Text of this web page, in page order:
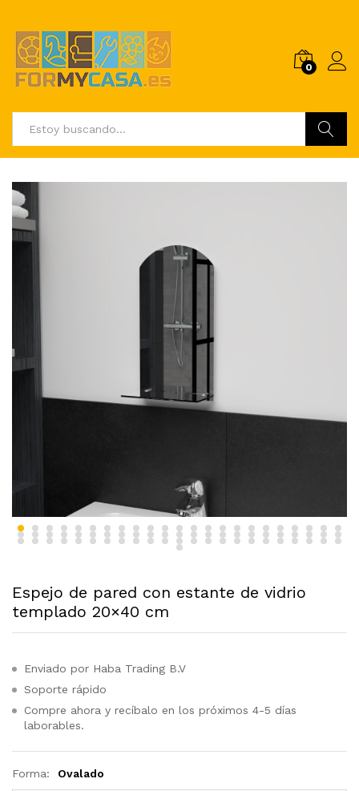
0
Espejo de pared con estante de vidrio
templado 20×40 cm
Enviado por Haba Trading B.V
Soporte rápido
Compre ahora y recíbalo en los próximos 4-5 días
laborables.
Forma: Ovalado